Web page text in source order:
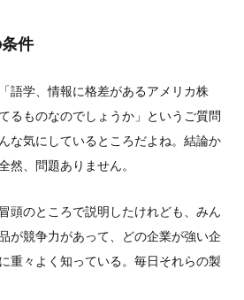
件
語学、情報に格差があるアメリカ株
るものなのでしょうか」というご質問
な気にしているところだよね。結論か
然、問題ありません。
頭のところで説明したけれども、みん
が競争力があって、どの企業が強い企
重々よく知っている。毎日それらの製